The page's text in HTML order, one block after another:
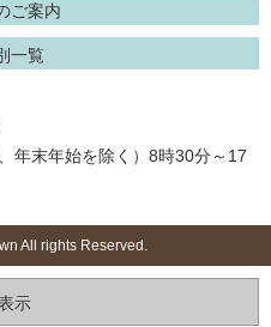
ご案内
一覧
年末年始を除く）8時30分～17
All rights Reserved.
示